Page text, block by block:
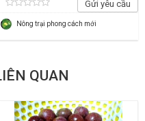
Gửi yêu cầu
Nông trại phong cách mới
QUAN